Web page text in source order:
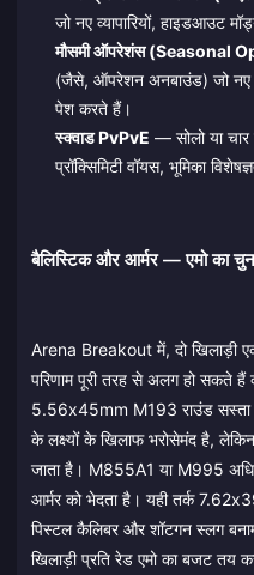
जो नए व्यापारियों, हाइडआउट
मौसमी ऑपरेशंस (Seasonal
(जैसे, ऑपरेशन अनबाउंड) जो नए
पेश करते हैं।
स्क्वाड PvPvE — सोलो या
प्रॉक्सिमिटी वॉयस, भूमिका
बैलिस्टिक और आर्मर — एमो का
Arena Breakout में, दो खिलाड़ी
परिणाम पूरी तरह से अलग हो सकते
5.56x45mm M193 राउंड सस्ता
के लक्ष्यों के खिलाफ भरोसेमंद है,
जाता है। M855A1 या M995
आर्मर को भेदता है। यही तर्क
पिस्टल कैलिबर और शॉटगन स्लग
खिलाड़ी प्रति रेड एमो का बजट तय